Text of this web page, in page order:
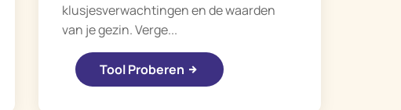
klusjesverwachtingen en de waarden
van je gezin. Verge...
Tool Proberen